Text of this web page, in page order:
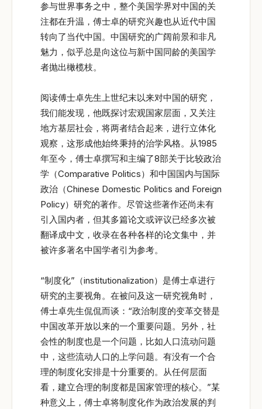
参与世界事务之中，整个美国学界对中国的关
注都在升温，傅士卓的研究兴趣也从近代中国
转向了当代中国。中国研究的广阔前景和非凡
魅力，似乎总是向这位与新中国同龄的美国学
者抛出橄榄枝。
阅读傅士卓先生上世纪末以来对中国的研究，
我们能发现，他既探讨宏观国家层面，又关注
地方基层社会，将两者结合起来，进行立体化
观察，这形成他始终秉持的治学风格。从1985
年至今，傅士卓撰写和主编了8部关于比较政治
学（Comparative Politics）和中国国内与国际
政治（Chinese Domestic Politics and Foreign
Policy）研究的著作。尽管这些著作还尚未有
引入国内者，但其多篇论文或评议已经多次被
翻译成中文，收录在各种各样的论文集中，并
被许多著名中国学者引为参考。
“制度化”（institutionalization）是傅士卓进行
研究的主要视角。在被问及这一研究视角时，
傅士卓先生侃侃而谈：“政治制度的变革交替是
中国改革开放以来的一个重要问题。另外，社
会性的制度也是一个问题，比如人口流动问题
中，这些流动人口的上学问题。有没有一个合
理的制度化安排是十分重要的。从任何层面
看，建立合理的制度都是国家管理的核心。”某
种意义上，傅士卓将制度化作为政治发展的判